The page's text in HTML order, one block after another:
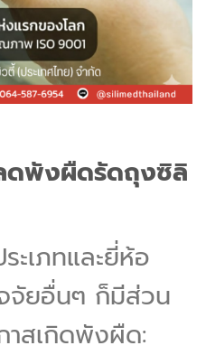
ดพังผืดรัดถุงซิลิ
ะเภทและยี่ห้อ
จัยอื่นๆ ก็มีส่วน
าสเกิดพังผืด: